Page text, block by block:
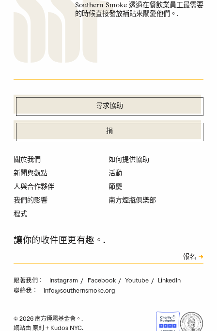
Southern Smoke 透過在餐飲業員工最需要
的時候直接發放補貼來關愛他們。.
尋求協助
捐
關於我們
新聞與觀點
人與合作夥伴
我們的影響
程式
如何提供協助
活動
節慶
南方煙瓶俱樂部
讓你的收件匣更有趣。.
報名
跟著我們： Instagram Facebook Youtube LinkedIn
聯絡我： info@southernsmoke.org
© 2026 南方煙霧基金會。.
網站由 原則 + Kudos NYC.